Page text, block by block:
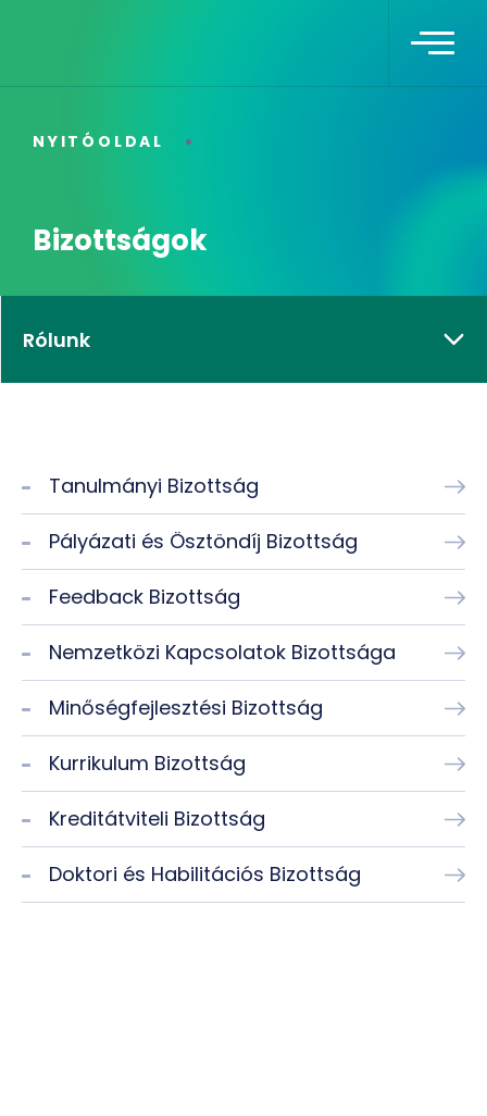
NYITÓOLDAL
Bizottságok
Tanulmányi Bizottság
Pályázati és Ösztöndíj Bizottság
Feedback Bizottság
Nemzetközi Kapcsolatok Bizottsága
Minőségfejlesztési Bizottság
Kurrikulum Bizottság
Kreditátviteli Bizottság
Doktori és Habilitációs Bizottság
Rólunk